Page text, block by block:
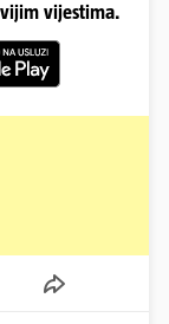
vijestima.